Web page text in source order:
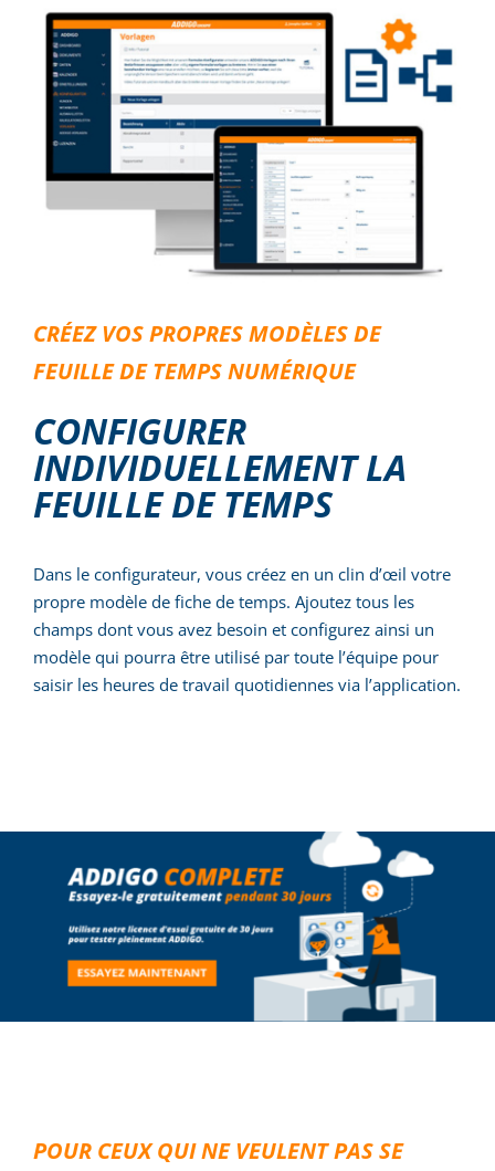
CRÉEZ VOS PROPRES MODÈLES DE
FEUILLE DE TEMPS NUMÉRIQUE
CONFIGURER
INDIVIDUELLEMENT LA
FEUILLE DE TEMPS
Dans le configurateur, vous créez en un clin d’œil votre
propre modèle de fiche de temps. Ajoutez tous les
champs dont vous avez besoin et configurez ainsi un
modèle qui pourra être utilisé par toute l’équipe pour
saisir les heures de travail quotidiennes via l’application.
POUR CEUX QUI NE VEULENT PAS SE